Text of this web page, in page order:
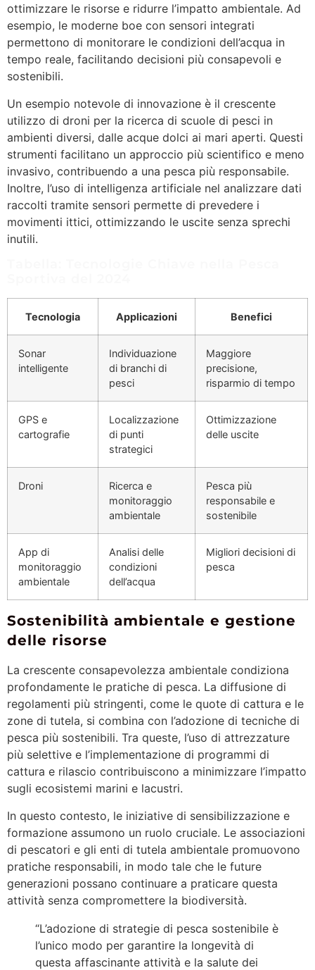
ottimizzare le risorse e ridurre l’impatto ambientale. Ad
esempio, le moderne boe con sensori integrati
permettono di monitorare le condizioni dell’acqua in
tempo reale, facilitando decisioni più consapevoli e
sostenibili.
Un esempio notevole di innovazione è il crescente
utilizzo di droni per la ricerca di scuole di pesci in
ambienti diversi, dalle acque dolci ai mari aperti. Questi
strumenti facilitano un approccio più scientifico e meno
invasivo, contribuendo a una pesca più responsabile.
Inoltre, l’uso di intelligenza artificiale nel analizzare dati
raccolti tramite sensori permette di prevedere i
movimenti ittici, ottimizzando le uscite senza sprechi
inutili.
Tecnologia Applicazioni Benefici
Sonar
intelligente
Individuazione
di branchi di
pesci
Maggiore
precisione,
risparmio di tempo
GPS e
cartografie
Localizzazione
di punti
strategici
Ottimizzazione
delle uscite
Droni
Ricerca e
monitoraggio
ambientale
Pesca più
responsabile e
sostenibile
App di
monitoraggio
ambientale
Analisi delle
condizioni
dell’acqua
Migliori decisioni di
pesca
Sostenibilità ambientale e gestione
delle risorse
La crescente consapevolezza ambientale condiziona
profondamente le pratiche di pesca. La diffusione di
regolamenti più stringenti, come le quote di cattura e le
zone di tutela, si combina con l’adozione di tecniche di
pesca più sostenibili. Tra queste, l’uso di attrezzature
più selettive e l’implementazione di programmi di
cattura e rilascio contribuiscono a minimizzare l’impatto
sugli ecosistemi marini e lacustri.
In questo contesto, le iniziative di sensibilizzazione e
formazione assumono un ruolo cruciale. Le associazioni
di pescatori e gli enti di tutela ambientale promuovono
pratiche responsabili, in modo tale che le future
generazioni possano continuare a praticare questa
attività senza compromettere la biodiversità.
“L’adozione di strategie di pesca sostenibile è
l’unico modo per garantire la longevità di
questa affascinante attività e la salute dei